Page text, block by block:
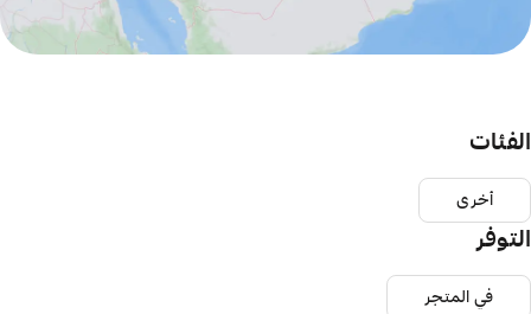
الفئات
أخرى
التوفر
في المتجر